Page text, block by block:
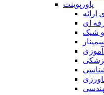
پاورپوینت
ارائه
ای
و شیک